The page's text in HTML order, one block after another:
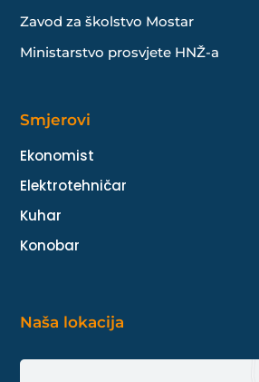
Zavod za školstvo Mostar
Ministarstvo prosvjete HNŽ-a
Smjerovi
Ekonomist
Elektrotehničar
Kuhar
Konobar
Naša lokacija